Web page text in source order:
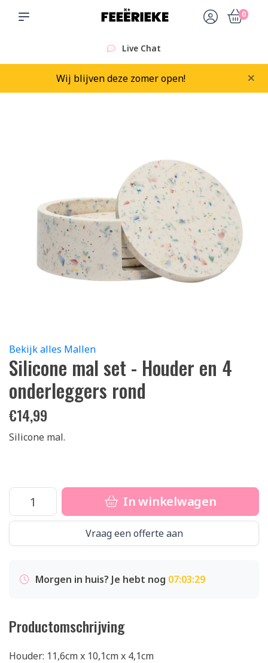
0
Live Chat
Wij blijven deze zomer open! ×
Bekijk alles Mallen
Silicone mal set - Houder en 4
onderleggers rond
€14,99
Silicone mal.
In winkelwagen
Vraag een offerte aan
Morgen in huis? Je hebt nog 07:03:29
Productomschrijving
Houder: 11,6cm x 10,1cm x 4,1cm